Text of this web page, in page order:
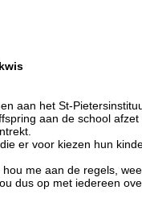
aan het St-
aan de school
er voor kiezen hun
me aan de regels,
dus op met iedereen